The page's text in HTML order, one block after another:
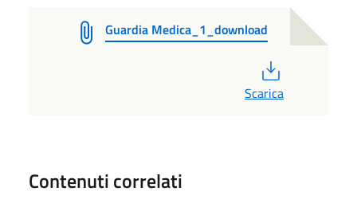
Guardia Medica_1_download
Scarica
Contenuti correlati